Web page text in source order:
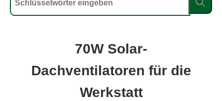
70W Solar-
Dachventilatoren für die
Werkstatt